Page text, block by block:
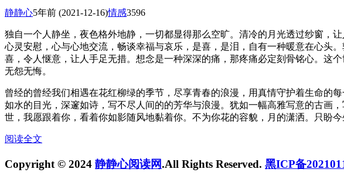
静静心5年前 (2021-12-16)情感3596
独自一个人静坐，夜色格外地静，一切都显得那么空旷。清冷的月光透过纱窗，
心灵安慰，心与心地交流，畅谈幸福与哀乐，是喜，是泪，自有一种暖意在心头
喜，令人惬意，让人手足无措。想念是一种深深的痛，那疼痛必定刻骨铭心。这
无怨无悔。
曾经的曾经我们相遇在花红柳绿的季节，尽享青春的浪漫，用真情守护着生命的
如水的目光，深邃如诗，写不尽人间的的芳华与浪漫。犹如一幅高雅写意的古画
世，我愿跟着你，看着你如影随风地黏着你。不为你花的容貌，月的潇洒。只盼今
阅读全文
Copyright © 2024 静静心阅读网.All Rights Reserved. 黑ICP备